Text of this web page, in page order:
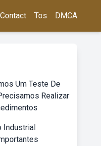
Contact Tos DMCA
Um Teste De
Realizar
Industrial